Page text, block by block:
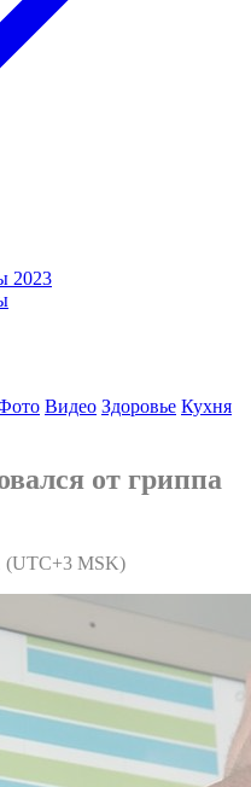
2023
Видео Здоровье Кухня
от гриппа
(UTC+3 MSK)